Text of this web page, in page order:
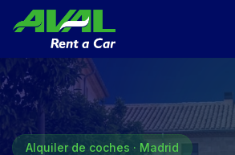
Alquiler de coches · Madrid